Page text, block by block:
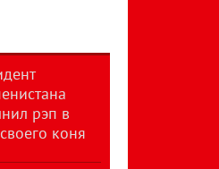
рэп в
коня